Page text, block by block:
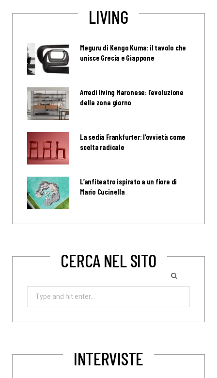
LIVING
Meguru di Kengo Kuma: il tavolo che
unisce Grecia e Giappone
Arredi living Maronese: l’evoluzione
della zona giorno
La sedia Frankfurter: l’ovvietà come
scelta radicale
L’anfiteatro ispirato a un fiore di
Mario Cucinella
CERCA NEL SITO
Search
INTERVISTE